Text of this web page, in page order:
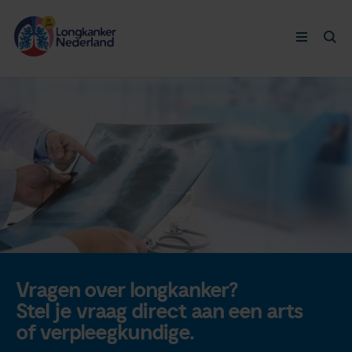
Doneer nu
Leven met
Ervaringen
Thymuskankers
Steun ons
Vragen over longkanker?
Stel je vraag direct aan een arts
of verpleegkundige.